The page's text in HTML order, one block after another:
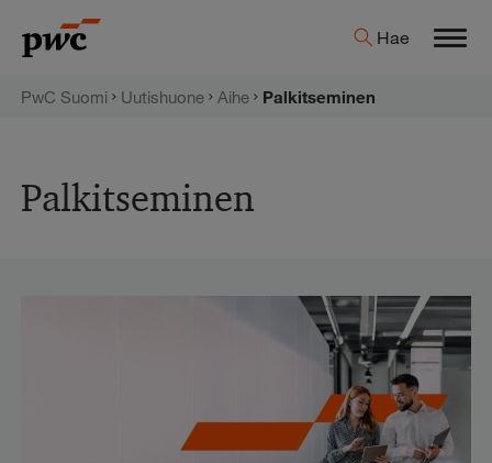
sisältöön
PwC:n
Hae
PwC Suomi Uutishuone Aihe Palkitseminen
Palkitseminen